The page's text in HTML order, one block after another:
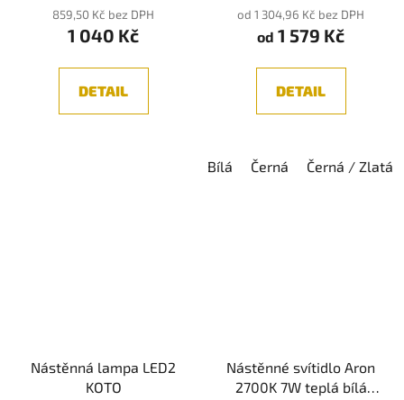
produktu
je
z
859,50 Kč bez DPH
1 040 Kč
DETAIL
produktu
je
z
od 1 304,96 Kč bez DPH
od 1 579 Kč
DETAIL
Bílá Černá Černá / Zlatá
Nástěnná lampa LED2
KOTO
Nástěnné svítidlo Aron
2700K 7W teplá bílá